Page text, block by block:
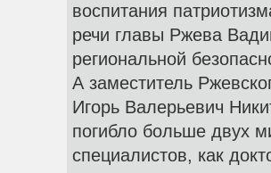
воспитания
речи главы Ржева
региональной
А заместитель
Игорь Валерьевич
погибло больше двух
специалистов, как